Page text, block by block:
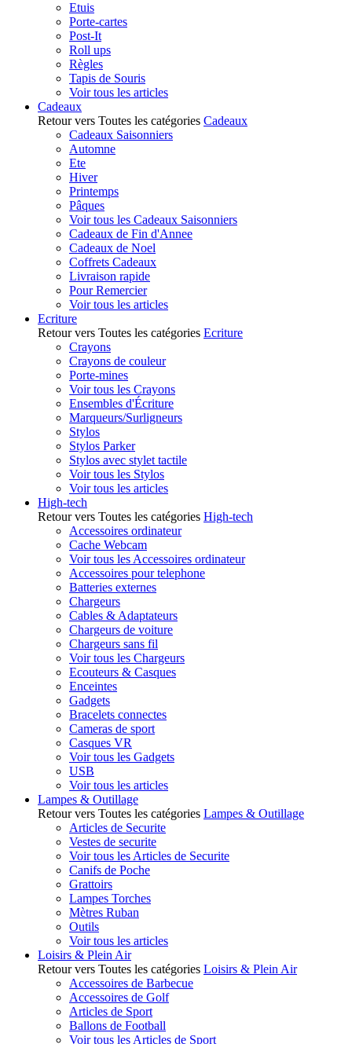
Etuis
Porte-cartes
Post-It
Roll ups
Règles
Tapis de Souris
Voir tous les articles
Cadeaux
Retour vers Toutes les catégories Cadeaux
Cadeaux Saisonniers
Automne
Ete
Hiver
Printemps
Pâques
Voir tous les Cadeaux Saisonniers
Cadeaux de Fin d'Annee
Cadeaux de Noel
Coffrets Cadeaux
Livraison rapide
Pour Remercier
Voir tous les articles
Ecriture
Retour vers Toutes les catégories Ecriture
Crayons
Crayons de couleur
Porte-mines
Voir tous les Crayons
Ensembles d'Écriture
Marqueurs/Surligneurs
Stylos
Stylos Parker
Stylos avec stylet tactile
Voir tous les Stylos
Voir tous les articles
High-tech
Retour vers Toutes les catégories High-tech
Accessoires ordinateur
Cache Webcam
Voir tous les Accessoires ordinateur
Accessoires pour telephone
Batteries externes
Chargeurs
Cables & Adaptateurs
Chargeurs de voiture
Chargeurs sans fil
Voir tous les Chargeurs
Ecouteurs & Casques
Enceintes
Gadgets
Bracelets connectes
Cameras de sport
Casques VR
Voir tous les Gadgets
USB
Voir tous les articles
Lampes & Outillage
Retour vers Toutes les catégories Lampes & Outillage
Articles de Securite
Vestes de securite
Voir tous les Articles de Securite
Canifs de Poche
Grattoirs
Lampes Torches
Mètres Ruban
Outils
Voir tous les articles
Loisirs & Plein Air
Retour vers Toutes les catégories Loisirs & Plein Air
Accessoires de Barbecue
Accessoires de Golf
Articles de Sport
Ballons de Football
Voir tous les Articles de Sport